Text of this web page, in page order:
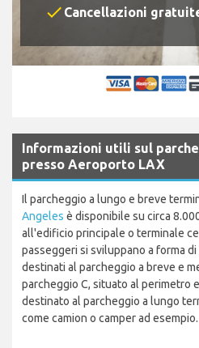
check Cancellazioni
Informazioni utili sul
presso Aeroporto LAX
Il parcheggio a lungo e breve
Angeles è disponibile su circa
all'edificio principale o terminale
passeggeri si sviluppano a forma
destinati al parcheggio a breve e
parcheggio C, situato al perimetro
destinato al parcheggio a lungo
come camion o camper ad esempio.